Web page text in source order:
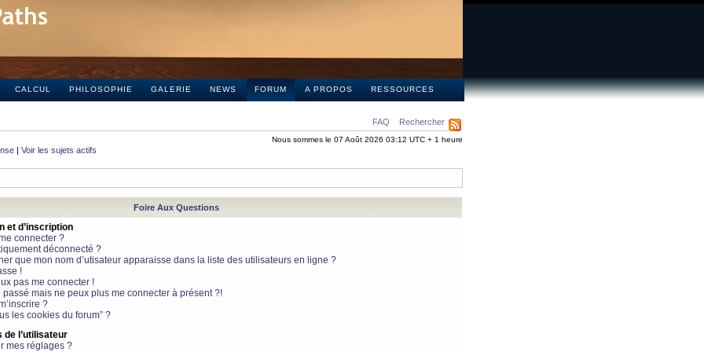
CALCUL PHILOSOPHIE GALERIE NEWS FORUM A PROPOS RESSOURCES
FAQ Rechercher
Nous sommes le 07 Août 2026 03:12 UTC + 1 heure
| Voir les sujets actifs
Foire Aux Questions
et d’inscription
connecter ?
déconnecté ?
que mon nom d’utisateur apparaisse dans la liste des utilisateurs en ligne ?
!
pas me connecter !
mais ne peux plus me connecter à présent ?!
?
les cookies du forum” ?
l’utilisateur
mes réglages ?